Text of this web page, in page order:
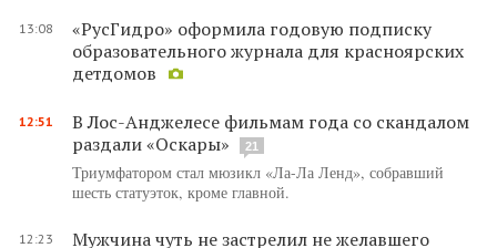
13:08
«РусГидро» оформила годовую подписку
образовательного журнала для красноярских
детдомов
12:51
В Лос-Анджелесе фильмам года со скандалом
раздали «Оскары»
21
Триумфатором стал мюзикл «Ла-Ла Ленд», собравший
шесть статуэток, кроме главной.
12:23
Мужчина чуть не застрелил не желавшего